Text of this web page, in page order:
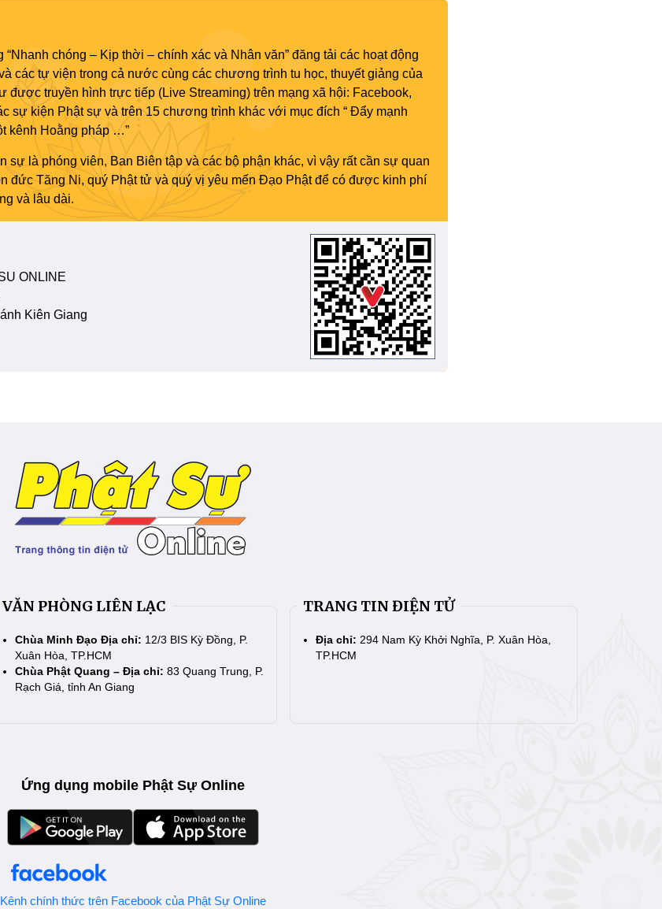
chóng – Kịp thời – chính xác và Nhân văn” đăng tải các hoạt động
các tự viện trong cả nước cùng các chương trình tu học, thuyết giảng của
được truyền hình trực tiếp (Live Streaming) trên mạng xã hội: Facebook,
sự kiện Phật sự và trên 15 chương trình khác với mục đích “ Đẩy mạnh
kênh Hoằng pháp …”
sự là phóng viên, Ban Biên tập và các bộ phận khác, vì vậy rất cần sự quan
đức Tăng Ni, quý Phật tử và quý vị yêu mến Đạo Phật để có được kinh phí
và lâu dài.
ONLINE
Kiên Giang
VĂN PHÒNG LIÊN LẠC
Chùa Minh Đạo Địa chỉ: 12/3 BIS Kỳ Đồng, P.
Xuân Hòa, TP.HCM
Chùa Phật Quang – Địa chỉ: 83 Quang Trung, P.
Rạch Giá, tỉnh An Giang
TRANG TIN ĐIỆN TỬ
Địa chỉ: 294 Nam Kỳ Khởi Nghĩa, P. Xuân Hòa,
TP.HCM
Ứng dụng mobile Phật Sự Online
Kênh chính thức trên Facebook của Phật Sự Online